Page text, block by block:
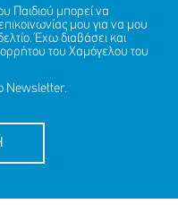
Παιδιού μπορεί να
μου για να μου
Έχω διαβάσει και
του Χαμόγελου του
Newsletter.